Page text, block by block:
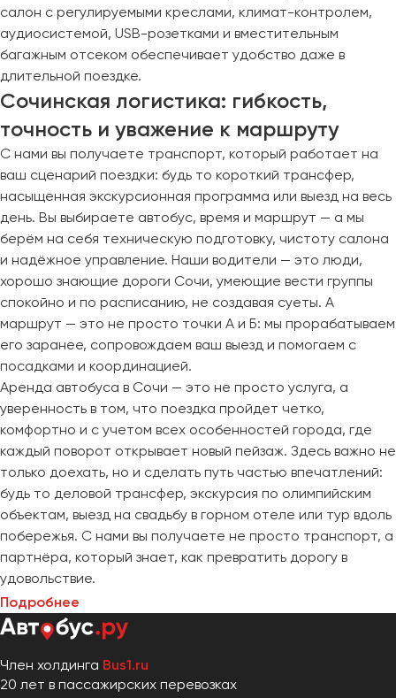
салон с регулируемыми креслами, климат-контролем,
аудиосистемой, USB-розетками и вместительным
багажным отсеком обеспечивает удобство даже в
длительной поездке.
Сочинская логистика: гибкость,
точность и уважение к маршруту
С нами вы получаете транспорт, который работает на
ваш сценарий поездки: будь то короткий трансфер,
насыщенная экскурсионная программа или выезд на весь
день. Вы выбираете автобус, время и маршрут — а мы
берём на себя техническую подготовку, чистоту салона
и надёжное управление. Наши водители — это люди,
хорошо знающие дороги Сочи, умеющие вести группы
спокойно и по расписанию, не создавая суеты. А
маршрут — это не просто точки А и Б: мы прорабатываем
его заранее, сопровождаем ваш выезд и помогаем с
посадками и координацией.
Аренда автобуса в Сочи — это не просто услуга, а
уверенность в том, что поездка пройдет четко,
комфортно и с учетом всех особенностей города, где
каждый поворот открывает новый пейзаж. Здесь важно не
только доехать, но и сделать путь частью впечатлений:
будь то деловой трансфер, экскурсия по олимпийским
объектам, выезд на свадьбу в горном отеле или тур вдоль
побережья. С нами вы получаете не просто транспорт, а
партнёра, который знает, как превратить дорогу в
удовольствие.
Подробнее
Член холдинга Bus1.ru
20 лет в пассажирских перевозках